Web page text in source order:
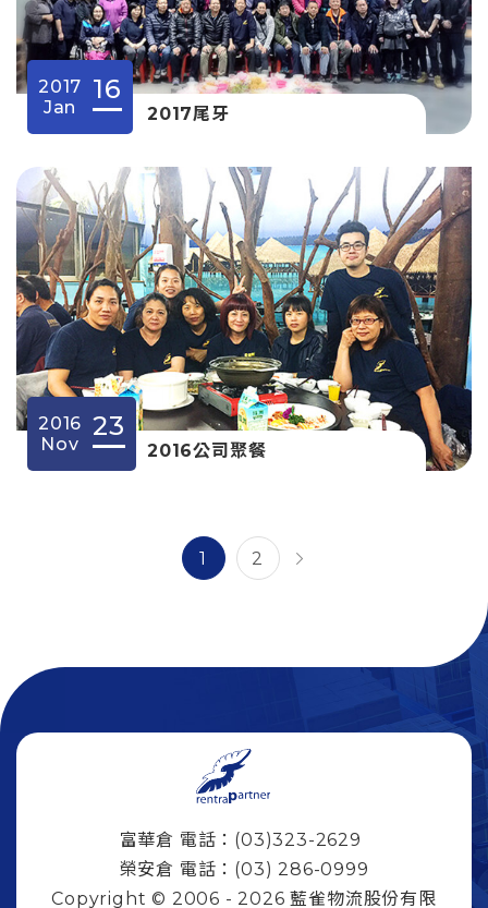
2017
Jan
16
2017尾牙
2016
Nov
23
2016公司聚餐
1 2
富華倉 電話：(03)323-2629
榮安倉 電話：(03) 286-0999
Copyright © 2006 - 2026 藍雀物流股份有限